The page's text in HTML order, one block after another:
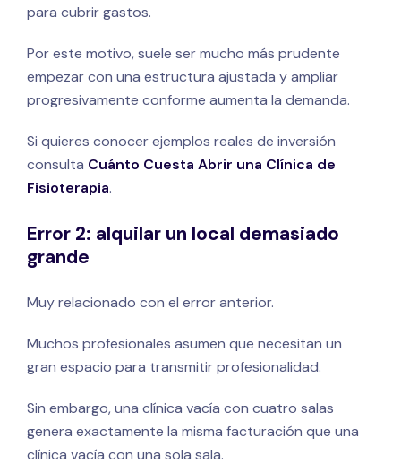
para cubrir gastos.
Por este motivo, suele ser mucho más prudente
empezar con una estructura ajustada y ampliar
progresivamente conforme aumenta la demanda.
Si quieres conocer ejemplos reales de inversión
consulta Cuánto Cuesta Abrir una Clínica de
Fisioterapia.
Error 2: alquilar un local demasiado
grande
Muy relacionado con el error anterior.
Muchos profesionales asumen que necesitan un
gran espacio para transmitir profesionalidad.
Sin embargo, una clínica vacía con cuatro salas
genera exactamente la misma facturación que una
clínica vacía con una sola sala.